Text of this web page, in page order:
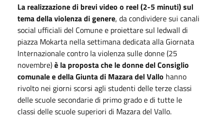
La realizzazione di brevi video o reel (2-5 minuti) sul
tema della violenza di genere, da condividere sui canali
social ufficiali del Comune e proiettare sul ledwall di
piazza Mokarta nella settimana dedicata alla Giornata
Internazionale contro la violenza sulle donne (25
novembre)è la proposta che le donne del Consiglio
comunale e della Giunta di Mazara del Vallo hanno
rivolto nei giorni scorsi agli studenti delle terze classi
delle scuole secondarie di primo grado e di tutte le
classi delle scuole superiori di Mazara del Vallo.